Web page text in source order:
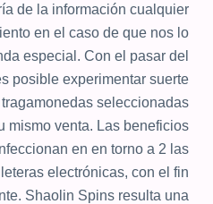
de la información cualquier
en el caso de que nos lo
especial. Con el pasar del
posible experimentar suerte
seleccionadas
mismo venta. Las beneficios
en en torno a 2 las
electrónicas, con el fin
Shaolin Spins resulta una